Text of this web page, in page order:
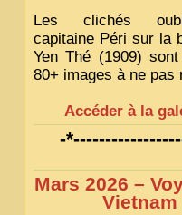
Les clichés
capitaine Péri sur la
Yen Thé (1909)
80+ images à ne pas
Accéder à la
-
Mars 2026 –
Vietnam